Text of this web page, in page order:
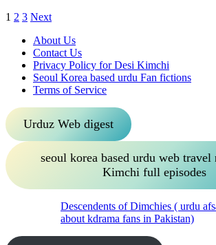
Posts
pagination
1 2 3 Next
About Us
Contact Us
Privacy Policy for Desi Kimchi
Seoul Korea based urdu Fan fictions
Terms of Service
Urduz Web digest
seoul korea based urdu web travel
Kimchi full episodes
Descendents of Dimchies ( urdu
about kdrama fans in Pakistan)